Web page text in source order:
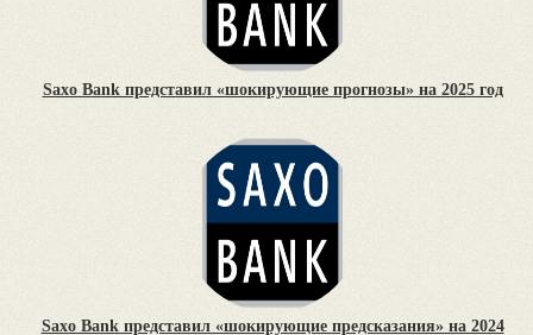
Saxo Bank представил «шокирующие прогнозы» на 2025 год
Saxo Bank представил «шокирующие предсказания» на 2024